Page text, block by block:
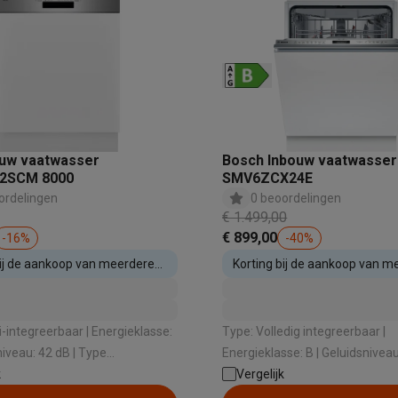
controllers Playstation VR-brillen
PC gaming controllers
Gaming desks Gaming monitorsVR brillenSim
steps accessoires
GPS accessoires
Bewegingsdetectoren Rookmelders
Slimme ovens
Slimme keukenrobots
Slimme luchtbehandelingSlimme stofzuigersSlimme
vaatwasser
8000
-16%
de aankoop van meerdere
| Energieklasse:
Airdry Technology |
Bosch Inbouw vaatwasser
SMV6ZCX24E
0 beoordelingen
€ 1.499,00
€ 899,00
-40%
Korting bij de aankoop van
Type: Volledig integreerbaar |
Energieklasse: B | Geluidsniveau: 40 dB |
Type droogsysteem: Zeoliet +
Vergelijk